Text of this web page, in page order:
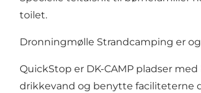
toilet.
Dronningmølle Strandcamping er
QuickStop er DK-CAMP pladser
drikkevand og benytte faciliteterne